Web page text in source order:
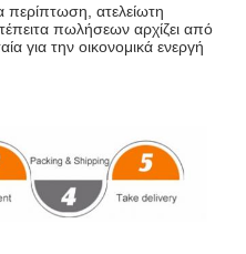
περίπτωση, ατελείωτη
πωλήσεων αρχίζει από
για την οικονομικά ενεργή